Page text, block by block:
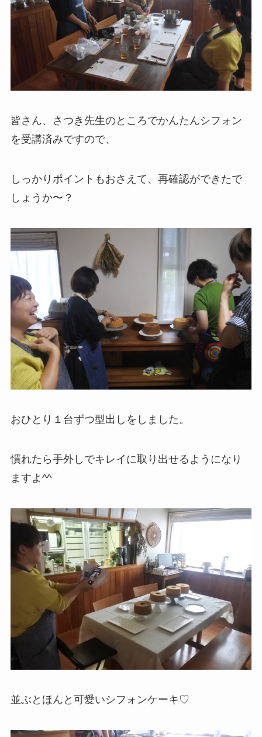
皆さん、さつき先生のところでかんたんシフォン
を受講済みですので、
しっかりポイントもおさえて、再確認ができたで
しょうか〜？
おひとり１台ずつ型出しをしました。
慣れたら手外しでキレイに取り出せるようになり
ますよ^^
並ぶとほんと可愛いシフォンケーキ♡